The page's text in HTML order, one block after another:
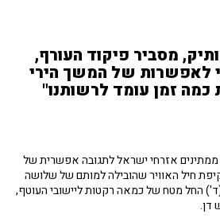
מסביר פיקוד העורף,
לאפשרות של המשך הירי
זמן עומד לרשותנו"
אזרחי ישראל לתגובה אפשרית של
חיל האוויר שהובילה למותם של שלושה
(ד') החל מטח של כמאה רקטות ליישובי העוטף,
דן.